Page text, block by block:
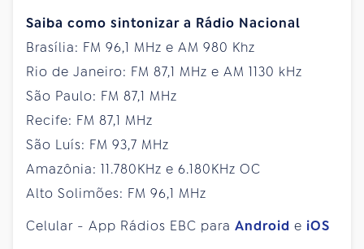
Saiba como sintonizar a Rádio Nacional
Brasília: FM 96,1 MHz e AM 980 Khz
Rio de Janeiro: FM 87,1 MHz e AM 1130 kHz
São Paulo: FM 87,1 MHz
Recife: FM 87,1 MHz
São Luís: FM 93,7 MHz
Amazônia: 11.780KHz e 6.180KHz OC
Alto Solimões: FM 96,1 MHz
Celular - App Rádios EBC para Android e iOS